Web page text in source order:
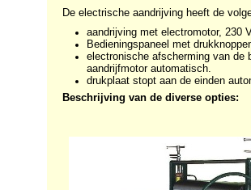
De electrische aandrijving heeft de
aandrijving met electromotor, 230
Bedieningspaneel met
electronische afscherming van de
aandrijfmotor automatisch.
drukplaat stopt aan de einden
Beschrijving van de diverse opties: